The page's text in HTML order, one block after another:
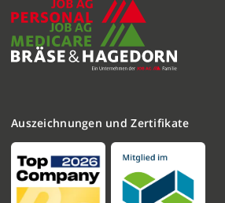
Auszeichnungen und Zertifikate